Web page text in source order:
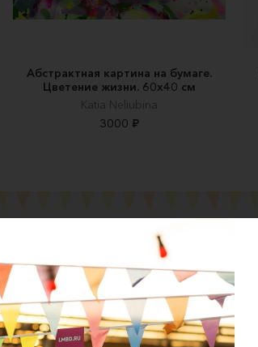
Абстрактная картина на бумаге.
Цветение жизни. 60х40 см
Katia Neliubina
3000 ₽
Соглашение об оказании услуг
Правила сайта
Оферта для продавцов